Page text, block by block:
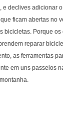
declives adicionar
ficam abertas no
bicicletas. Porque
reparar
as ferramentas
em uns passeios